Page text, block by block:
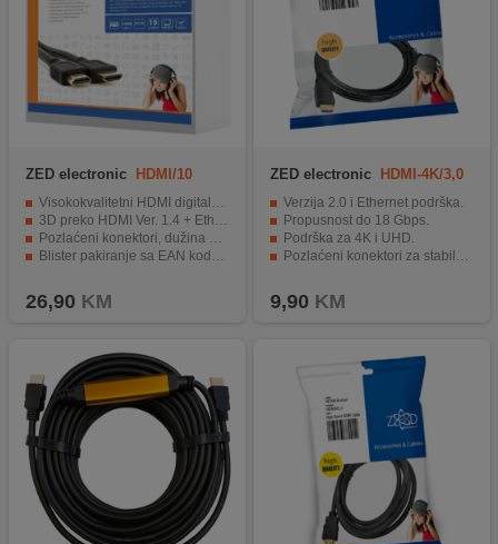
ZED electronic HDMI/10
Visokokvalitetni HDMI digitalni kabel
3D preko HDMI Ver. 1.4 + Ethernet
Pozlaćeni konektori, dužina 10 met.
Blister pakiranje sa EAN kodom
26,90 KM
ZED electronic HDMI-4K/3,0
Verzija 2.0 i Ethernet podrška.
Propusnost do 18 Gbps.
Podrška za 4K i UHD.
Pozlaćeni konektori za stabilnu vezu.
9,90 KM